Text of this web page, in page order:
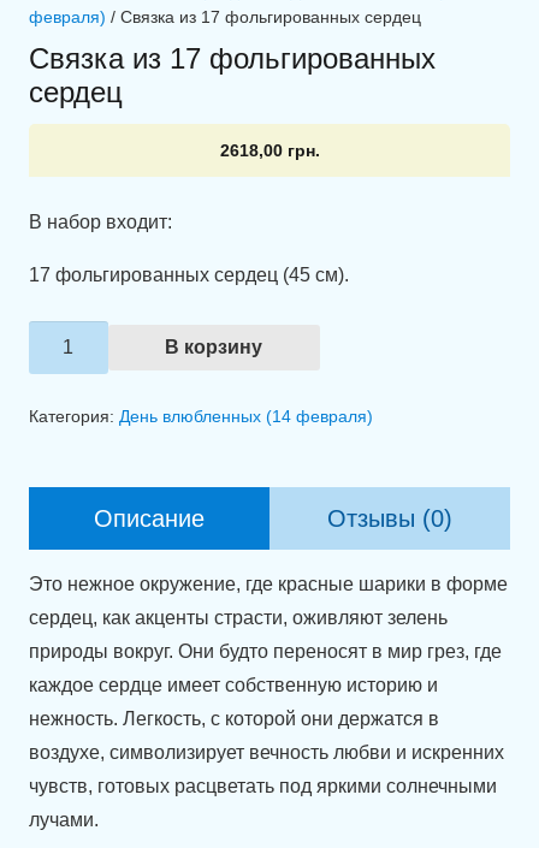
февраля) / Связка из 17 фольгированных сердец
Связка из 17 фольгированных
сердец
2618,00 грн.
В набор входит:
17 фольгированных сердец (45 см).
Количество
товара
В корзину
Категория: День влюбленных (14 февраля)
Описание Отзывы (0)
Это нежное окружение, где красные шарики в форме
сердец, как акценты страсти, оживляют зелень
природы вокруг. Они будто переносят в мир грез, где
каждое сердце имеет собственную историю и
нежность. Легкость, с которой они держатся в
воздухе, символизирует вечность любви и искренних
чувств, готовых расцветать под яркими солнечными
лучами.